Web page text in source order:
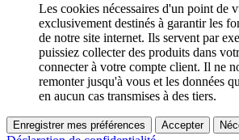
Les cookies nécessaires d'un point de
exclusivement destinés à garantir les
de notre site internet. Ils servent par
puissiez collecter des produits dans
connecter à votre compte client. Il ne
remonter jusqu'à vous et les données
en aucun cas transmises à des tiers.
Enregistrer mes préférences Accepter